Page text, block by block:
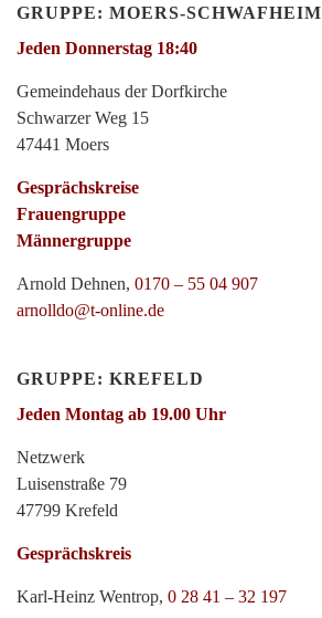
GRUPPE: MOERS-SCHWAFHEIM
Jeden Donnerstag 18:40
Gemeindehaus der Dorfkirche
Schwarzer Weg 15
47441 Moers
Gesprächskreise
Frauengruppe
Männergruppe
Arnold Dehnen, 0170 – 55 04 907
arnolldo@t-online.de
GRUPPE: KREFELD
Jeden Montag ab 19.00 Uhr
Netzwerk
Luisenstraße 79
47799 Krefeld
Gesprächskreis
Karl-Heinz Wentrop, 0 28 41 – 32 197